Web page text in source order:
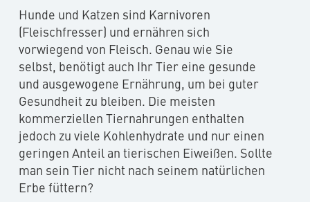
Hunde und Katzen sind Karnivoren
(Fleischfresser) und ernähren sich
vorwiegend von Fleisch. Genau wie Sie
selbst, benötigt auch Ihr Tier eine gesunde
und ausgewogene Ernährung, um bei guter
Gesundheit zu bleiben. Die meisten
kommerziellen Tiernahrungen enthalten
jedoch zu viele Kohlenhydrate und nur einen
geringen Anteil an tierischen Eiweißen. Sollte
man sein Tier nicht nach seinem natürlichen
Erbe füttern?